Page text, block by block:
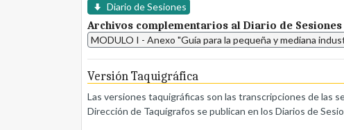
Diario de Sesiones
Archivos complementarios al Diario de Sesiones
MODULO I - Anexo "Guía para la pequeña y mediana
Versión Taquigráfica
Las versiones taquigráficas son las transcripciones de las
Dirección de Taquígrafos se publican en los Diarios de